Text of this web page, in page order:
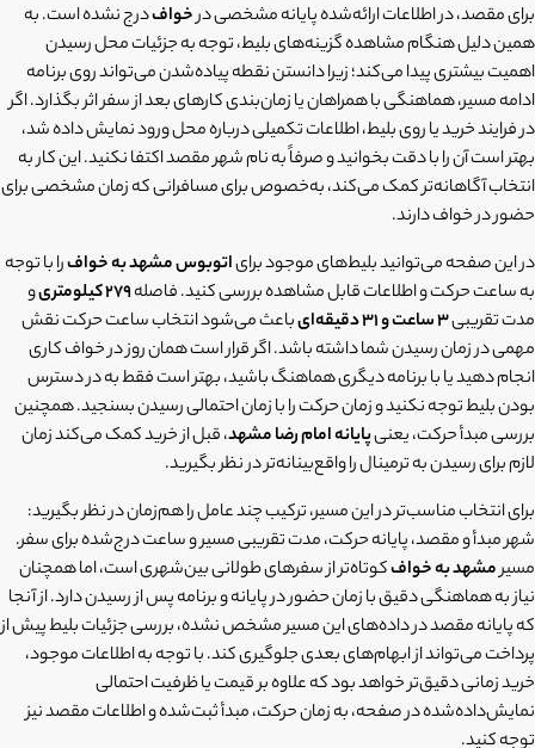
برای مقصد، در اطلاعات ارائه‌شده پایانه مشخصی درخوافدرج نشده است. به
همین دلیل هنگام مشاهده گزینه‌های بلیط، توجه به جزئیات محل رسیدن
اهمیت بیشتری پیدا می‌کند؛ زیرا دانستن نقطه پیاده‌شدن می‌تواند روی برنامه
ادامه مسیر، هماهنگی با همراهان یا زمان‌بندی کارهای بعد از سفر اثر بگذارد. اگر
در فرایند خرید یا روی بلیط، اطلاعات تکمیلی درباره محل ورود نمایش داده شد،
بهتر است آن را با دقت بخوانید و صرفاً به نام شهر مقصد اکتفا نکنید. این کار به
انتخاب آگاهانه‌تر کمک می‌کند، به‌خصوص برای مسافرانی که زمان مشخصی برای
حضور در خواف دارند.
در این صفحه می‌توانید بلیط‌های موجود برایاتوبوس مشهد به خوافرا با توجه
به ساعت حرکت و اطلاعات قابل مشاهده بررسی کنید. فاصله۲۷۹ کیلومتری
و
مدت تقریبی۳ ساعت و ۳۱ دقیقه‌ای
باعث می‌شود انتخاب ساعت حرکت نقش
مهمی در زمان رسیدن شما داشته باشد. اگر قرار است همان روز در خواف کاری
انجام دهید یا با برنامه دیگری هماهنگ باشید، بهتر است فقط به در دسترس
بودن بلیط توجه نکنید و زمان حرکت را با زمان احتمالی رسیدن بسنجید. همچنین
بررسی مبدأ حرکت، یعنیپایانه امام رضا مشهد، قبل از خرید کمک می‌کند زمان
لازم برای رسیدن به ترمینال را واقع‌بینانه‌تر در نظر بگیرید.
برای انتخاب مناسب‌تر در این مسیر، ترکیب چند عامل را هم‌زمان در نظر بگیرید:
شهر مبدأ و مقصد، پایانه حرکت، مدت تقریبی مسیر و ساعت درج‌شده برای سفر.
مسیرمشهد به خوافکوتاه‌تر از سفرهای طولانی بین‌شهری است، اما همچنان
نیاز به هماهنگی دقیق با زمان حضور در پایانه و برنامه پس از رسیدن دارد. از آنجا
که پایانه مقصد در داده‌های این مسیر مشخص نشده، بررسی جزئیات بلیط پیش از
پرداخت می‌تواند از ابهام‌های بعدی جلوگیری کند. با توجه به اطلاعات موجود،
خرید زمانی دقیق‌تر خواهد بود که علاوه بر قیمت یا ظرفیت احتمالی
نمایش‌داده‌شده در صفحه، به زمان حرکت، مبدأ ثبت‌شده و اطلاعات مقصد نیز
توجه کنید.